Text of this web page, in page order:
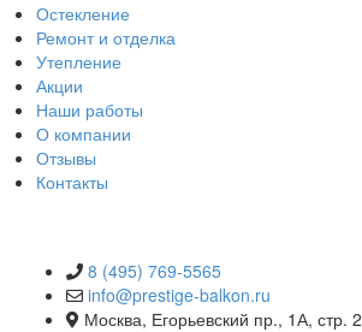
Остекление
Ремонт и отделка
Утепление
Акции
Наши работы
О компании
Отзывы
Контакты
8 (495) 769-5565
info@prestige-balkon.ru
Москва, Егорьевский пр., 1А, стр. 2